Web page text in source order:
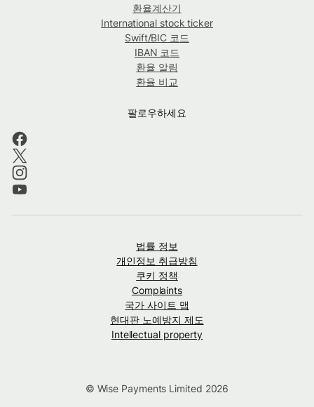
환율계산기
International stock ticker
Swift/BIC 코드
IBAN 코드
환율 알림
환율 비교
팔로우하세요
법률 정보
개인정보 취급방침
쿠키 정책
Complaints
국가 사이트 맵
현대판 노예방지 제도
Intellectual property
© Wise Payments Limited 2026